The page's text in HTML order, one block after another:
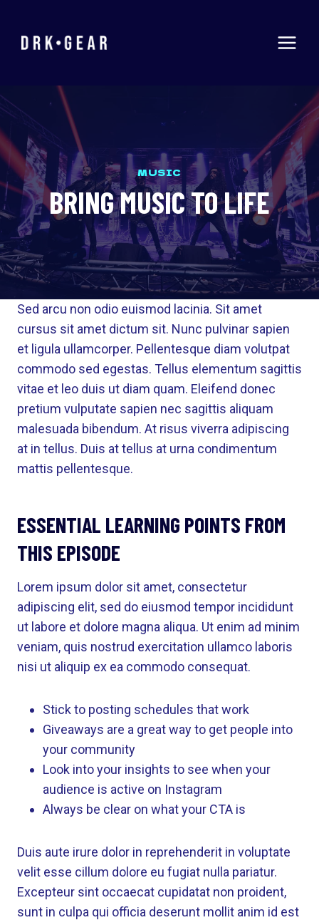
content
MUSIC
BRING MUSIC TO LIFE
Sed arcu non odio euismod lacinia. Sit amet
cursus sit amet dictum sit. Nunc pulvinar sapien
et ligula ullamcorper. Pellentesque diam volutpat
commodo sed egestas. Tellus elementum sagittis
vitae et leo duis ut diam quam. Eleifend donec
pretium vulputate sapien nec sagittis aliquam
malesuada bibendum. At risus viverra adipiscing
at in tellus. Duis at tellus at urna condimentum
mattis pellentesque.
ESSENTIAL LEARNING POINTS FROM
THIS EPISODE
Lorem ipsum dolor sit amet, consectetur
adipiscing elit, sed do eiusmod tempor incididunt
ut labore et dolore magna aliqua. Ut enim ad minim
veniam, quis nostrud exercitation ullamco laboris
nisi ut aliquip ex ea commodo consequat.
Stick to posting schedules that work
Giveaways are a great way to get people into
your community
Look into your insights to see when your
audience is active on Instagram
Always be clear on what your CTA is
Duis aute irure dolor in reprehenderit in voluptate
velit esse cillum dolore eu fugiat nulla pariatur.
Excepteur sint occaecat cupidatat non proident,
sunt in culpa qui officia deserunt mollit anim id est